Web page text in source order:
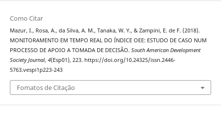
Como Citar
Mazur, I., Rosa, A., da Silva, A. M., Tanaka, W. Y., & Zampini, E. de F. (2018).
MONITORAMENTO EM TEMPO REAL DO ÍNDICE OEE: ESTUDO DE CASO NUM
PROCESSO DE APOIO A TOMADA DE DECISÃO. South American Development
Society Journal, 4(Esp01), 223. https://doi.org/10.24325/issn.2446-
5763.vespi1p223-243
Fomatos de Citação